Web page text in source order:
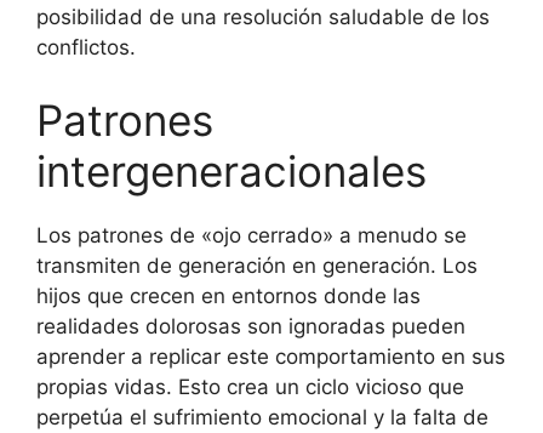
posibilidad de una resolución saludable de los
conflictos.
Patrones
intergeneracionales
Los patrones de «ojo cerrado» a menudo se
transmiten de generación en generación. Los
hijos que crecen en entornos donde las
realidades dolorosas son ignoradas pueden
aprender a replicar este comportamiento en sus
propias vidas. Esto crea un ciclo vicioso que
perpetúa el sufrimiento emocional y la falta de